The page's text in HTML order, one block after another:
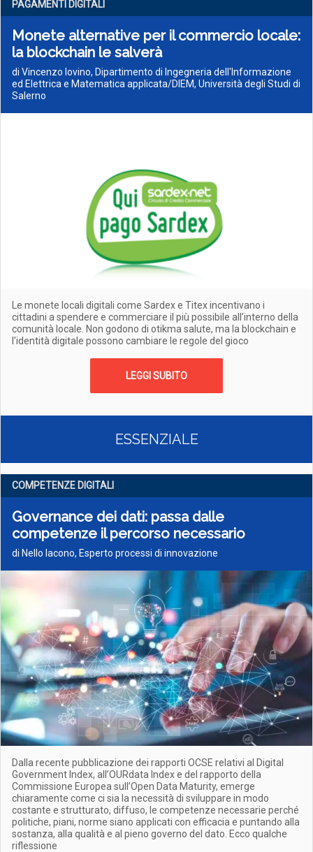
PAGAMENTI DIGITALI
Monete alternative per il commercio locale:
la blockchain le salverà
di Vincenzo Iovino, Dipartimento di Ingegneria dell'Informazione
ed Elettrica e Matematica applicata/DIEM, Università degli Studi di
Salerno
Le monete locali digitali come Sardex e Titex incentivano i
cittadini a spendere e commerciare il più possibile all’interno della
comunità locale. Non godono di otikma salute, ma la blockchain e
l'identità digitale possono cambiare le regole del gioco
LEGGI SUBITO
ESSENZIALE
COMPETENZE DIGITALI
Governance dei dati: passa dalle
competenze il percorso necessario
di Nello Iacono, Esperto processi di innovazione
Dalla recente pubblicazione dei rapporti OCSE relativi al Digital
Government Index, all’OURdata Index e del rapporto della
Commissione Europea sull’Open Data Maturity, emerge
chiaramente come ci sia la necessità di sviluppare in modo
costante e strutturato, diffuso, le competenze necessarie perché
politiche, piani, norme siano applicati con efficacia e puntando alla
sostanza, alla qualità e al pieno governo del dato. Ecco qualche
riflessione